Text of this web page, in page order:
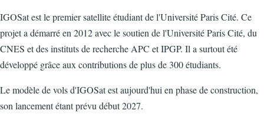
IGOSat est le premier satellite étudiant de l'Université Paris Cité. Ce
projet a démarré en 2012 avec le soutien de l'Université Paris Cité, du
CNES et des instituts de recherche APC et IPGP. Il a surtout été
développé grâce aux contributions de plus de 300 étudiants.
Le modèle de vols d'IGOSat est aujourd'hui en phase de construction,
son lancement étant prévu début 2027.